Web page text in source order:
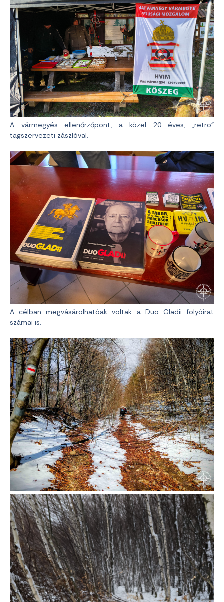
A vármegyés ellenőrzőpont, a közel 20 éves, „retro”
tagszervezeti zászlóval.
A célban megvásárolhatóak voltak a Duo Gladii folyóirat
számai is.